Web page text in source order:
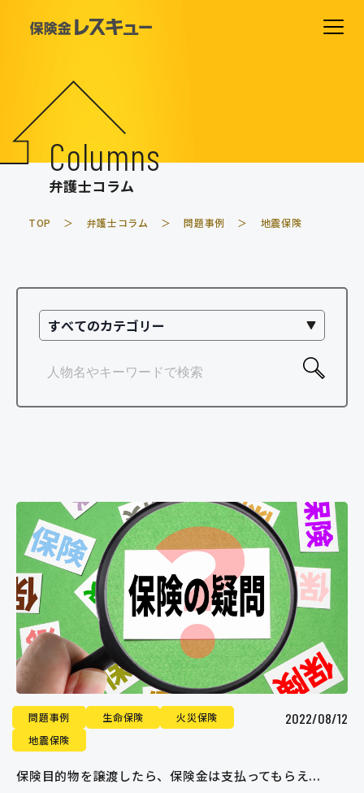
解決事例
事務所紹介
Columns
弁護士コラム
TOP 弁護士コラム 問題事例 地震保険
問題事例 生命保険
火災保険
地震保険
2022/08/12
保険目的物を譲渡したら、保険金は支払ってもらえ...